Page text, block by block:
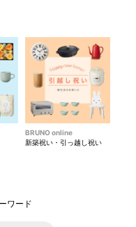
ラー。金色の箔が押さ
方法を記載したガイド
BRUNO online
新築祝い・引っ越し祝い
ワード